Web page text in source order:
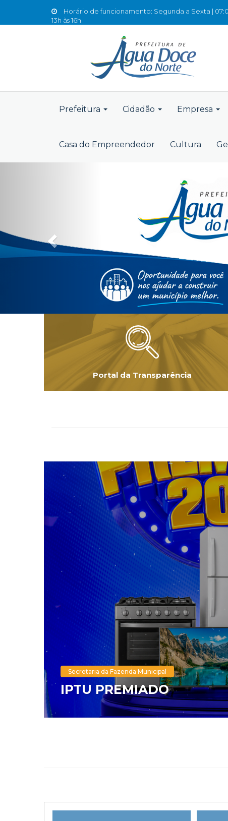
Horário de funcionamento: Segunda a Sexta |
13h às 16h
Prefeitura Cidadão Empresa
Casa do Empreendedor Cultura
Portal da Transparência
Secretaria da Fazenda Municipal
IPTU PREMIADO